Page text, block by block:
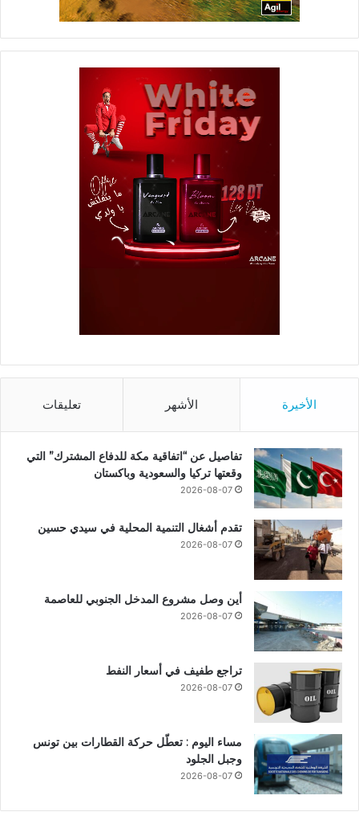
الأخيرة الأشهر تعليقات
تفاصيل عن “اتفاقية مكة للدفاع المشترك” التي
وقعتها تركيا والسعودية وباكستان
2026-08-07
تقدم أشغال التنمية المحلية في سيدي حسين
2026-08-07
أين وصل مشروع المدخل الجنوبي للعاصمة
2026-08-07
تراجع طفيف في أسعار النفط
2026-08-07
مساء اليوم : تعطّل حركة القطارات بين تونس
وجبل الجلود
2026-08-07